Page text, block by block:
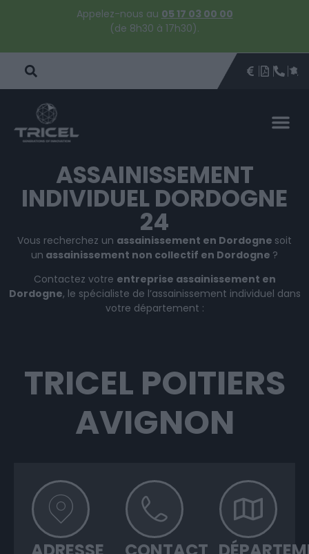
Appelez-nous au 05 17 03 00 00
(de 8h30 à 17h30).
DEVISÊTRE
ASSAINISSEMENT
INDIVIDUEL DORDOGNE
24
Vous recherchez un assainissement en Dordogne soit
un assainissement non collectif en Dordogne ?
Contactez votre entreprise assainissement en
Dordogne, le spécialiste de l’assainissement individuel dans
votre département :
TRICEL POITIERS
AVIGNON